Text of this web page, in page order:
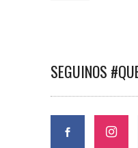
SEGUINOS